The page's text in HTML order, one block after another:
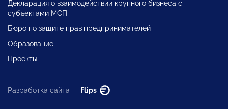
Декларация о взаимодействии крупного бизнеса с
субъектами МСП
Бюро по защите прав предпринимателей
Образование
Проекты
Разработка сайта — Flips